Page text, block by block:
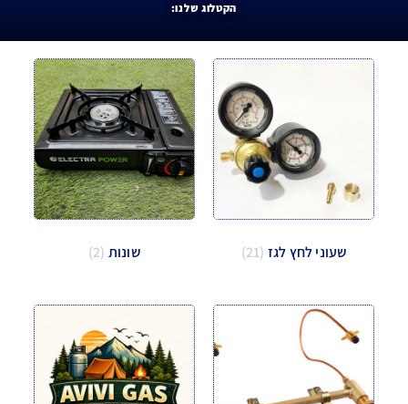
הקטלוג שלנו:
שעוני לחץ לגז (21) שונות (2)